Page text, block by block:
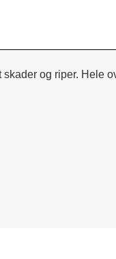
og riper. Hele